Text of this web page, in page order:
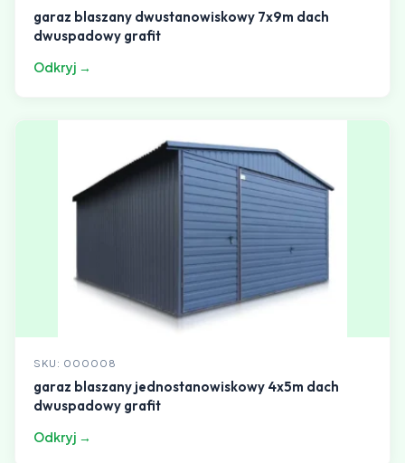
garaz blaszany dwustanowiskowy 7x9m dach
dwuspadowy grafit
Odkryj →
SKU: 000008
garaz blaszany jednostanowiskowy 4x5m dach
dwuspadowy grafit
Odkryj →